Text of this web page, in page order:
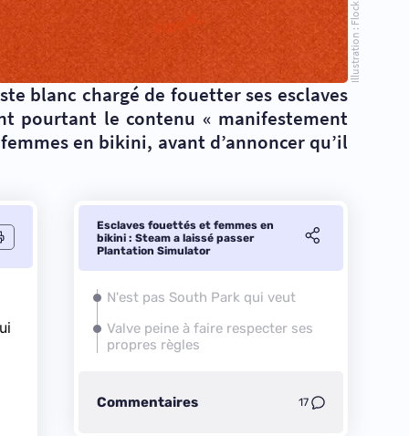
Illustration : Flock
blanc chargé de fouetter ses esclaves
pourtant le contenu « manifestement
en bikini, avant d’annoncer qu’il
Esclaves fouettés et femmes en
bikini : Steam a laissé passer
Plantation Simulator
N'est pas South Park qui veut
Valve peine à faire respecter ses
propres règles
Commentaires 17